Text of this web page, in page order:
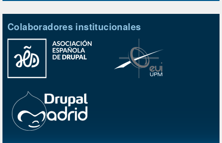
Colaboradores institucionales